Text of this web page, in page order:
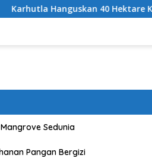
Hektare Kawasan TNGR
Sedunia
Pangan Bergizi